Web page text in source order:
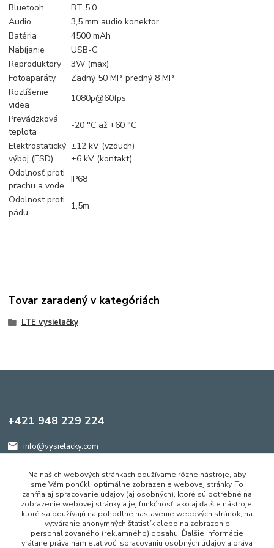
Bluetooh
BT 5.0
Audio
3,5 mm audio konektor
Batéria
4500 mAh
Nabíjanie
USB-C
Reproduktory
3W (max)
Fotoaparáty
Zadný 50 MP, predný 8 MP
Rozlíšenie
videa
1080p@60fps
Prevádzková
teplota
-20 °C až +60 °C
Elektrostatický
výboj (ESD)
±12 kV (vzduch)
±6 kV (kontakt)
Odolnosť proti
prachu a vode
IP68
Odolnost proti
pádu
1,5m
Tovar zaradený v kategóriách
LTE vysielačky
+421 948 229 224
info@vysielacky.com
Vytvorené na Eshop-rychlo.sk
Na našich webových stránkach používame rôzne nástroje, aby
sme Vám ponúkli optimálne zobrazenie webovej stránky. To
zahŕňa aj spracovanie údajov (aj osobných), ktoré sú potrebné na
zobrazenie webovej stránky a jej funkčnosť, ako aj ďalšie nástroje,
ktoré sa používajú na pohodlné nastavenie webových stránok, na
vytváranie anonymných štatistík alebo na zobrazenie
personalizovaného (reklamného) obsahu. Ďalšie informácie
vrátane práva namietať voči spracovaniu osobných údajov a práva